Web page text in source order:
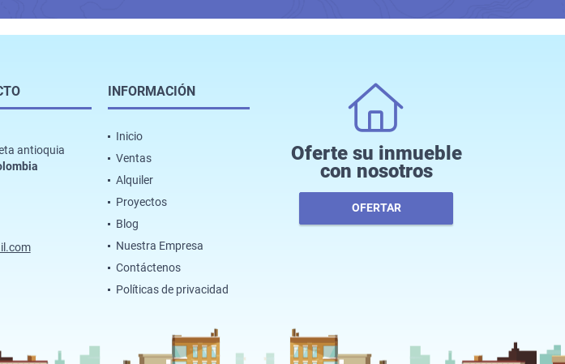
antioquia
INFORMACIÓN
Inicio
Ventas
Alquiler
Proyectos
Blog
Nuestra Empresa
Contáctenos
Políticas de privacidad
Oferte su inmueble
con nosotros
OFERTAR